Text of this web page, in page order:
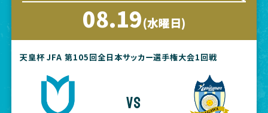
08.19(水曜日)
天皇杯 JFA 第105回全日本サッカー選手権大会1回戦
vs